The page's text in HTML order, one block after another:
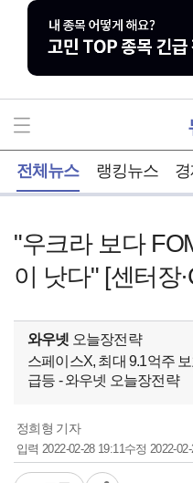
전체뉴스 랭킹뉴스 경
"우크라 보다
이 낫다" [센터장
와우넷 오늘장전략
스페이스X, 최대 9.1억주
급등 - 와우넷 오늘장전략
정희형 기자
입력2022-02-28 19:11수정 2022-